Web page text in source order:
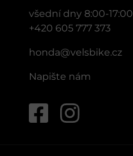
všední dny 8:00-17:00
+420 605 777 373
honda@velsbike.cz
Napište nám